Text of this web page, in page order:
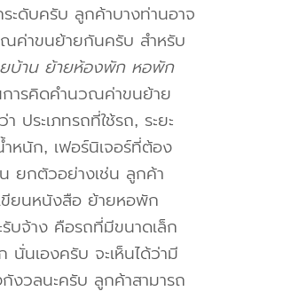
ระดับครับ ลูกค้าบางท่านอาจ
ค่าขนย้ายกันครับ สำหรับ
บ้าน ย้ายห้องพัก หอพัก
ารคิดคำนวณค่าขนย้าย
ประเภทรถที่ใช้รถ, ระยะ
หนัก, เฟอร์นิเจอร์ที่ต้อง
ยกตัวอย่างเช่น ลูกค้า
ขียนหนังสือ ย้ายหอพัก
บจ้าง คือรถที่มีขนาดเล็ก
นเองครับ จะเห็นได้ว่ามี
งวลนะครับ ลูกค้าสามารถ